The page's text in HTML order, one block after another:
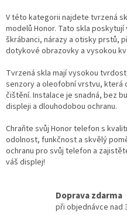
V této kategorii najdete tvrzená
modelů Honor. Tato skla
škrábanci, nárazy a otisky prstů,
dotykové obrazovky a vysokou
Tvrzená skla mají vysokou
senzory a oleofobní vrstvu, která
čištění. Instalace je snadná, bez
displeji a dlouhodobou ochranu.
Chraňte svůj Honor telefon s
odolnost, funkčnost a skvělý
ochranu pro svůj telefon a
váš displej!
Doprava zdarma
při objednávce nad